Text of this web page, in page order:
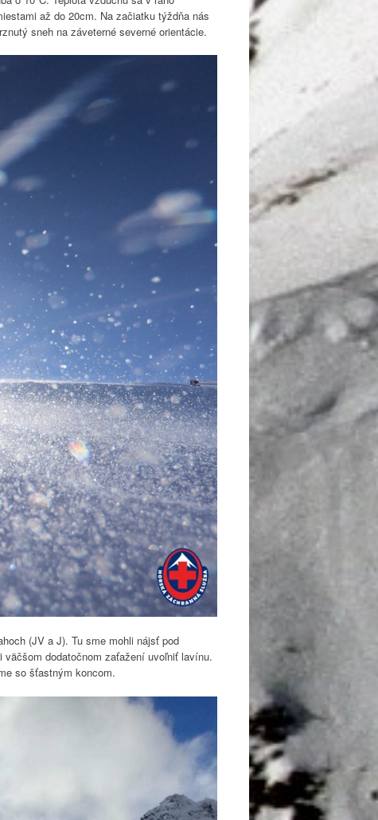
až do 20cm. Na začiatku týždňa nás
sneh na záveterné severné orientácie.
(JV a J). Tu sme mohli nájsť pod
dodatočnom zaťažení uvoľniť lavínu.
so šťastným koncom.